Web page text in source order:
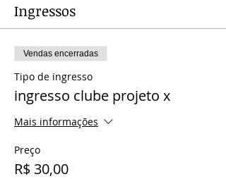
Ingressos
Vendas encerradas
Tipo de ingresso
ingresso clube projeto x
Mais informações
Preço
R$ 30,00